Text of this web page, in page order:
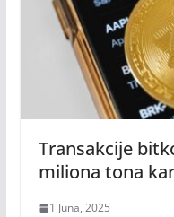
Transakcije
miliona tona
1 Juna, 2025